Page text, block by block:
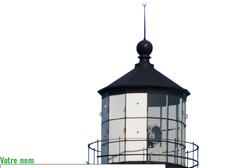
Votre nom